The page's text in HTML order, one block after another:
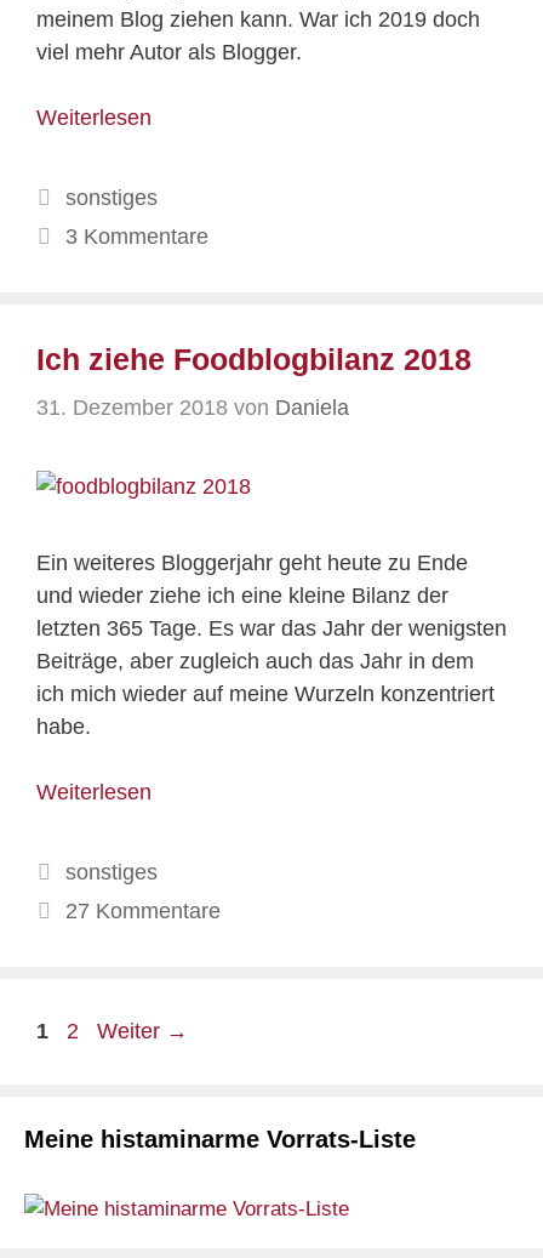
meinem Blog ziehen kann. War ich 2019 doch
viel mehr Autor als Blogger.
Weiterlesen
Kategorien
sonstiges
3 Kommentare
Ich ziehe Foodblogbilanz 2018
31. Dezember 2018 von Daniela
Ein weiteres Bloggerjahr geht heute zu Ende
und wieder ziehe ich eine kleine Bilanz der
letzten 365 Tage. Es war das Jahr der wenigsten
Beiträge, aber zugleich auch das Jahr in dem
ich mich wieder auf meine Wurzeln konzentriert
habe.
Weiterlesen
Kategorien
sonstiges
27 Kommentare
Seite
1 Seite
2 Weiter →
Meine histaminarme Vorrats-Liste